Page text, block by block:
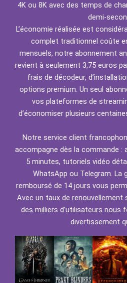
4K ou 8K avec des temps de
demi-
L’économie réalisée est
complet traditionnel coûte
mensuels, notre abonnement
revient à seulement 3,75 euros
frais de décodeur,
options premium. Un seul
vos plateformes de
d’économiser plusieurs
Notre service client
accompagne dès la commande :
5 minutes, tutoriels vidéo
WhatsApp ou Telegram.
remboursé de 14 jours vous
Avec un taux de renouvellement
des milliers d’utilisateurs nous
divertissement